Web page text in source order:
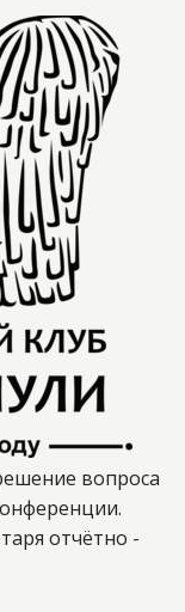
вопроса
отчётно -